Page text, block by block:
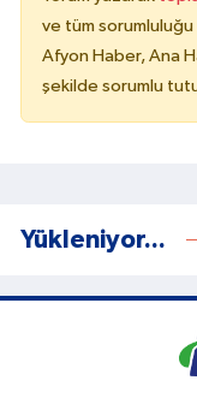
ve tüm
Afyon Haber, Ana
şekilde sorumlu
Yükleniyor...